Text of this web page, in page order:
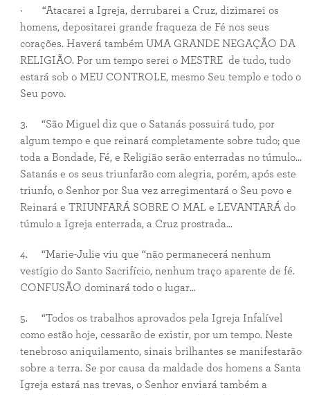
· “Atacarei a Igreja, derrubarei a Cruz, dizimarei os
homens, depositarei grande fraqueza de Fé nos seus
corações. Haverá também UMA GRANDE NEGAÇÃO DA
RELIGIÃO. Por um tempo serei o MESTRE de tudo, tudo
estará sob o MEU CONTROLE, mesmo Seu templo e todo o
Seu povo.
3. “São Miguel diz que o Satanás possuirá tudo, por
algum tempo e que reinará completamente sobre tudo; que
toda a Bondade, Fé, e Religião serão enterradas no túmulo...
Satanás e os seus triunfarão com alegria, porém, após este
triunfo, o Senhor por Sua vez arregimentará o Seu povo e
Reinará e TRIUNFARÁ SOBRE O MAL e LEVANTARÁ do
túmulo a Igreja enterrada, a Cruz prostrada...
4. “Marie-Julie viu que “não permanecerá nenhum
vestígio do Santo Sacrifício, nenhum traço aparente de fé.
CONFUSÃO dominará todo o lugar...
5. “Todos os trabalhos aprovados pela Igreja Infalível
como estão hoje, cessarão de existir, por um tempo. Neste
tenebroso aniquilamento, sinais brilhantes se manifestarão
sobre a terra. Se por causa da maldade dos homens a Santa
Igreja estará nas trevas, o Senhor enviará também a